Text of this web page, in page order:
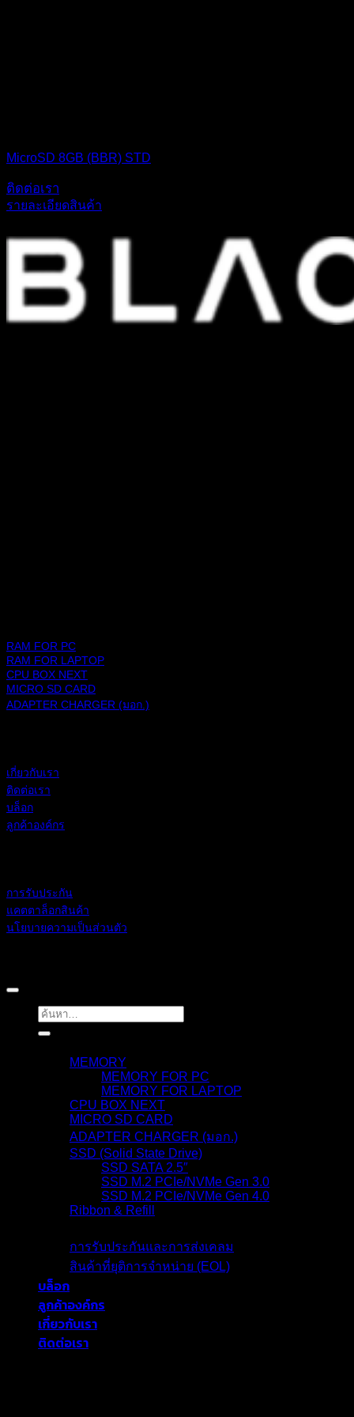
MicroSD 8GB (BBR) STD
ติดต่อเรา
รายละเอียดสินค้า
RAM FOR PC
RAM FOR LAPTOP
CPU BOX NEXT
MICRO SD CARD
ADAPTER CHARGER (มอก.)
เกี่ยวกับเรา
ติดต่อเรา
บล็อก
ลูกค้าองค์กร
การรับประกัน
แคตตาล็อกสินค้า
นโยบายความเป็นส่วนตัว
ค้นหา:
MEMORY
MEMORY FOR PC
MEMORY FOR LAPTOP
CPU BOX NEXT
MICRO SD CARD
ADAPTER CHARGER (มอก.)
SSD (Solid State Drive)
SSD SATA 2.5″
SSD M.2 PCIe/NVMe Gen 3.0
SSD M.2 PCIe/NVMe Gen 4.0
Ribbon & Refill
การรับประกันและการส่งเคลม
สินค้าที่ยุติการจำหน่าย (EOL)
บล็อก
ลูกค้าองค์กร
เกี่ยวกับเรา
ติดต่อเรา